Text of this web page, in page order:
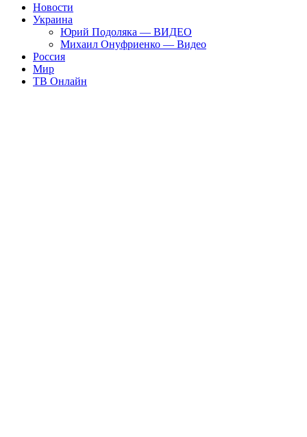
Новости
Украина
Юрий Подоляка — ВИДЕО
Михаил Онуфриенко — Видео
Россия
Мир
ТВ Онлайн